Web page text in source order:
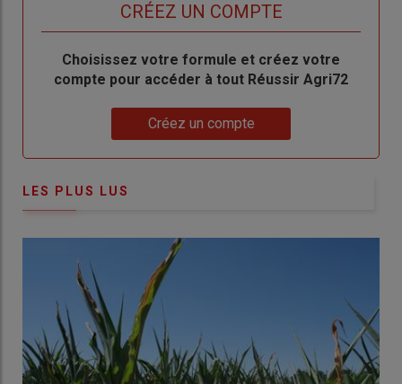
CRÉEZ UN COMPTE
BodyChoisissez votre formule et créez votre
compte pour accéder à tout Réussir Agri72
Créez un compte
LES PLUS LUS